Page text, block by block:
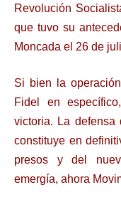
Revolución
que tuvo su
Moncada el 26 de
Si bien la
Fidel en
victoria. La defensa
constituye en
presos y del
emergía, ahora